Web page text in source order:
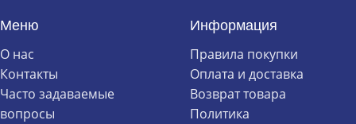
Меню
О нас
Контакты
Часто задаваемые
вопросы
Информация
Правила покупки
Оплата и доставка
Возврат товара
Политика